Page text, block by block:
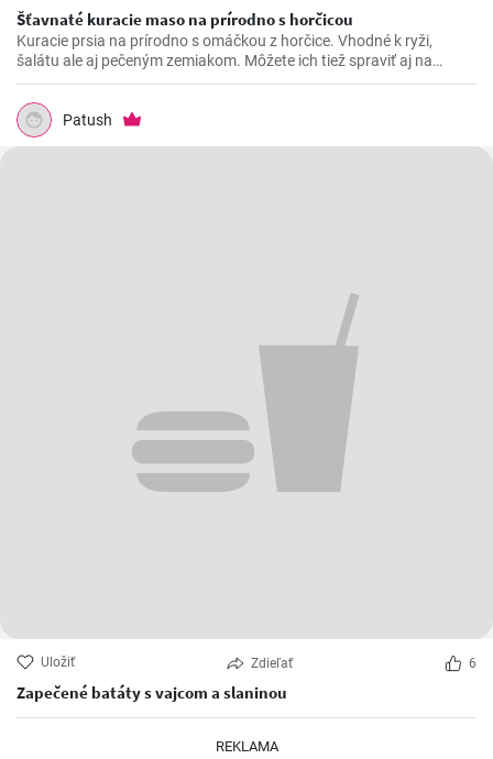
Šťavnaté kuracie maso na prírodno s horčicou
Kuracie prsia na prírodno s omáčkou z horčice. Vhodné k ryži,
šalátu ale aj pečeným zemiakom. Môžete ich tiež spraviť aj na
spôsob šťavnatých kuracích rezňov - taktiež na prírodno.
Patush
Uložiť Zdieľať 6
Zapečené batáty s vajcom a slaninou
REKLAMA